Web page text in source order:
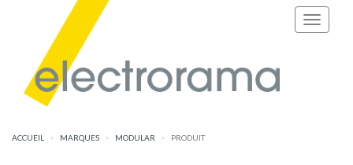
ACCUEIL MARQUES MODULAR PRODUIT